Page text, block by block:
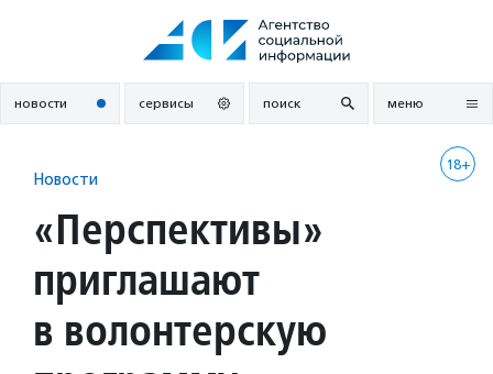
новости сервисы поиск меню
18+
Новости
«Перспективы»
приглашают
в волонтерскую